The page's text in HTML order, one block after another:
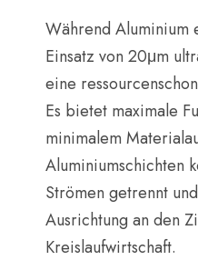
Während Aluminium
Einsatz von 20μm
eine
Es bietet maximale
minimalem
Aluminiumschichten
Strömen getrennt
Ausrichtung an den
Kreislaufwirtschaft.